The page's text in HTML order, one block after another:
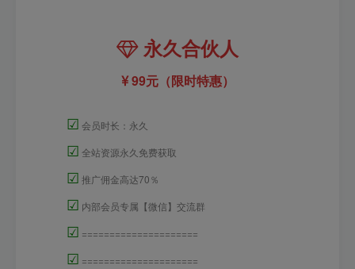
永久合伙人
99元（限时特惠）
☑ 会员时长：永久
☑ 全站资源永久免费获取
☑ 推广佣金高达70％
☑ 内部会员专属【微信】交流群
☑ =====================
☑ =====================